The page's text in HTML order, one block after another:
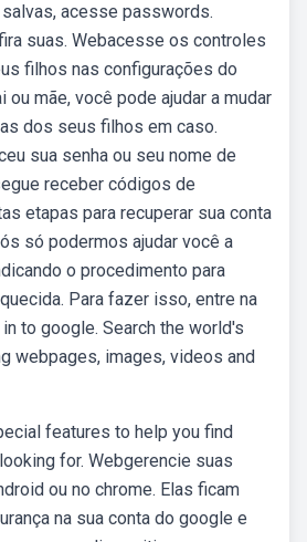
acesse passwords.
suas. Webacesse os controles
filhos nas configurações do
ou mãe, você pode ajudar a mudar
dos seus filhos em caso.
sua senha ou seu nome de
receber códigos de
etapas para recuperar sua conta
só podermos ajudar você a
o procedimento para
Para fazer isso, entre na
to google. Search the world's
webpages, images, videos and
features to help you find
for. Webgerencie suas
ou no chrome. Elas ficam
na sua conta do google e